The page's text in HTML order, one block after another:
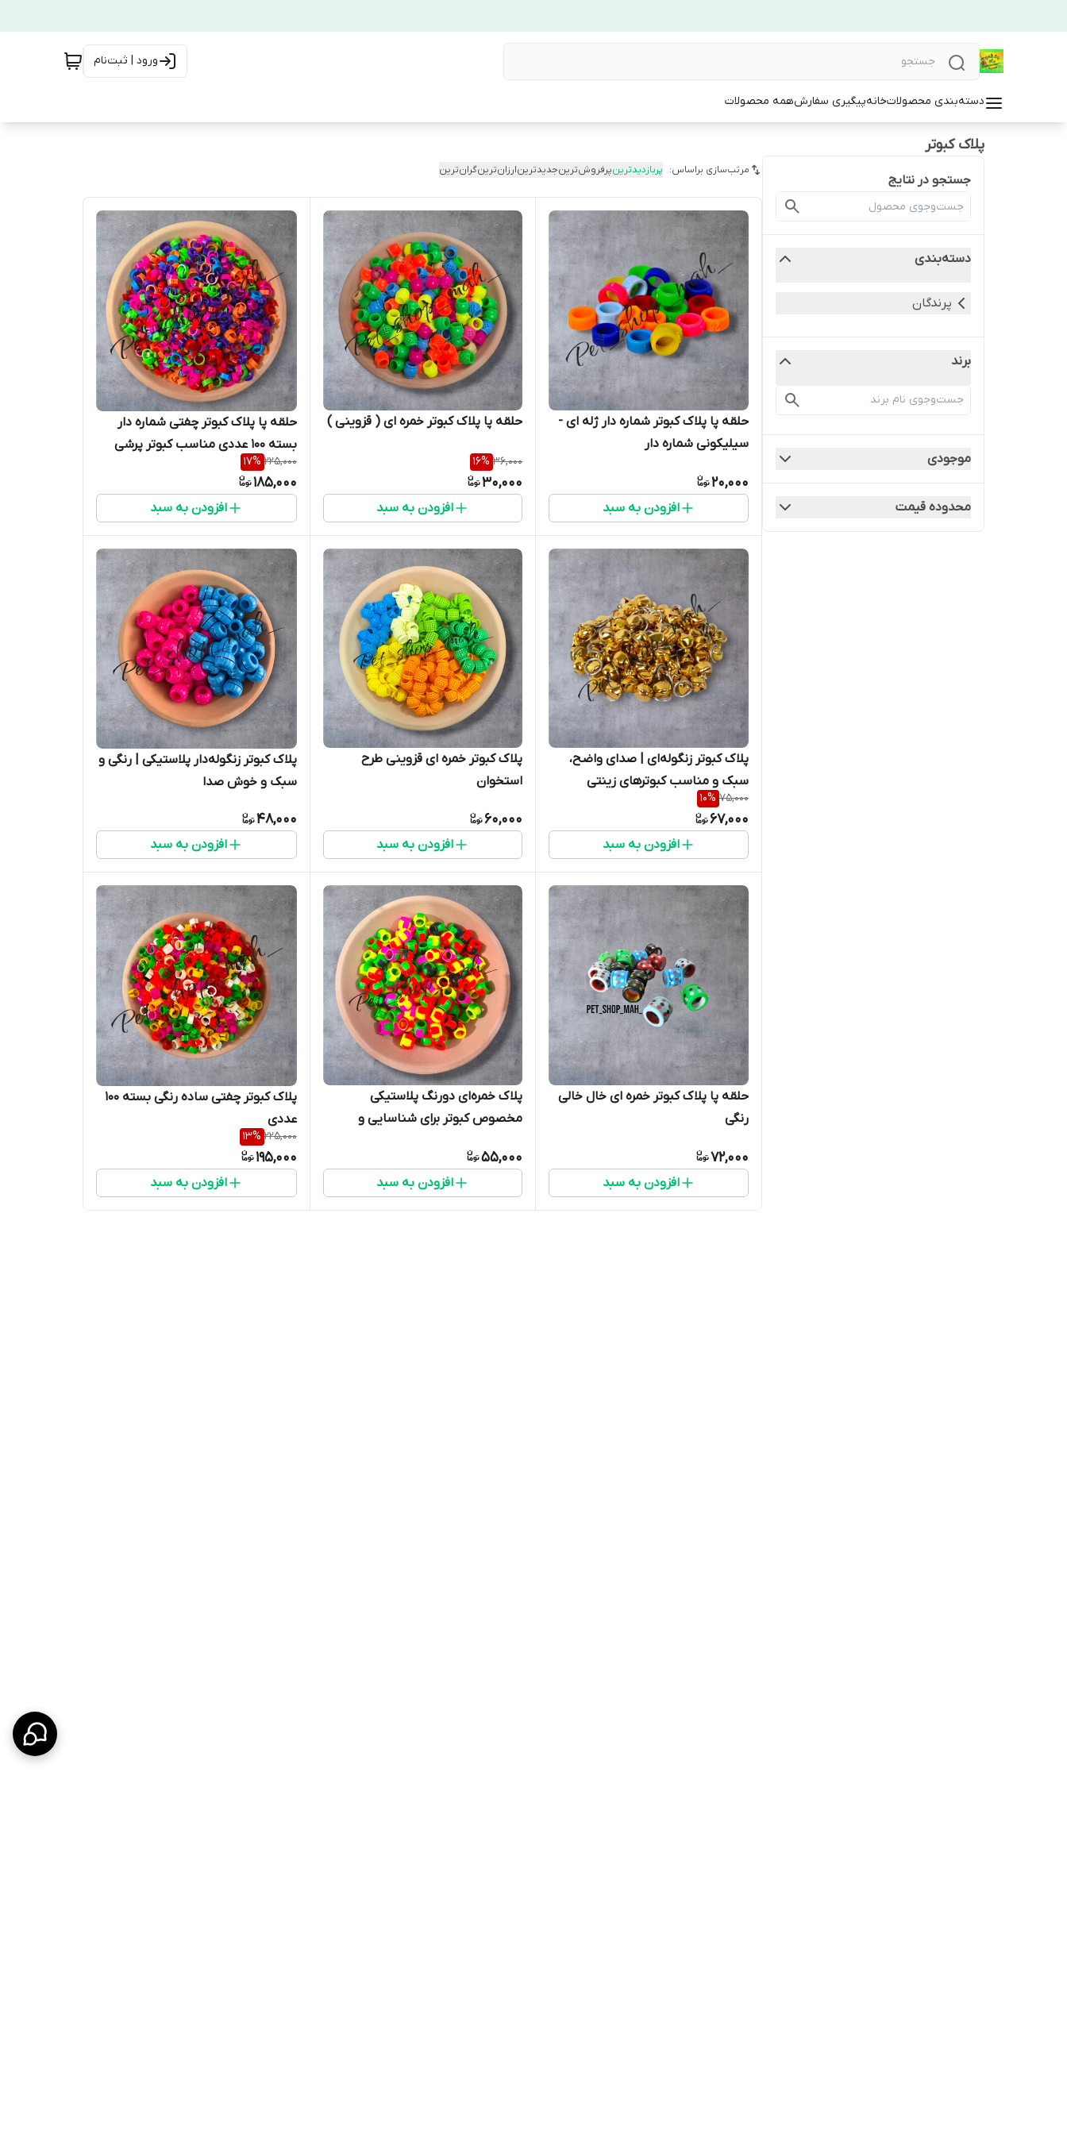
ورود | ثبت‌نام
دسته‌بندی محصولاتخانهپیگیری سفارشهمه محصولات
پلاک کبوتر
جستجو در نتایج
دسته‌بندی
پرندگان
برند
موجودی
محدوده قیمت
مرتب‌سازی براساس: پربازدیدترینپرفروش‌ترینجدیدترینارزان‌ترینگران‌ترین
حلقه پا پلاک کبوتر شماره دار ژله ای -
سیلیکونی شماره دار
20,000
افزودن به سبد
حلقه پا پلاک کبوتر خمره ای ( قزوینی )
36,000
16%
30,000
افزودن به سبد
حلقه پا پلاک کبوتر چفتی شماره دار
بسته 100 عددی مناسب کبوتر پرشی
225,000
17%
185,000
افزودن به سبد
پلاک کبوتر زنگوله‌ای | صدای واضح،
سبک و مناسب کبوترهای زینتی
75,000
10%
67,000
افزودن به سبد
پلاک کبوتر خمره ای قزوینی طرح
استخوان
60,000
افزودن به سبد
پلاک کبوتر زنگوله‌دار پلاستیکی | رنگی و
سبک و خوش صدا
48,000
افزودن به سبد
حلقه پا پلاک کبوتر خمره ای خال خالی
رنگی
72,000
افزودن به سبد
پلاک خمره‌ای دورنگ پلاستیکی
مخصوص کبوتر برای شناسایی و
55,000
افزودن به سبد
پلاک کبوتر چفتی ساده رنگی بسته 100
عددی
225,000
13%
195,000
افزودن به سبد